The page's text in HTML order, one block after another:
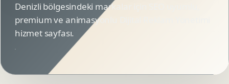
Denizli bölgesindeki markalar için SEO uyumlu,
premium ve animasyonlu Dijital Reklam Yönetimi
hizmet sayfası.